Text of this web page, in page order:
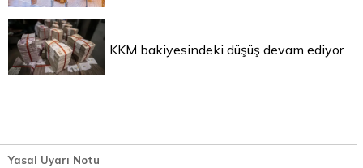
KKM bakiyesindeki düşüş devam ediyor
Yasal Uyarı Notu